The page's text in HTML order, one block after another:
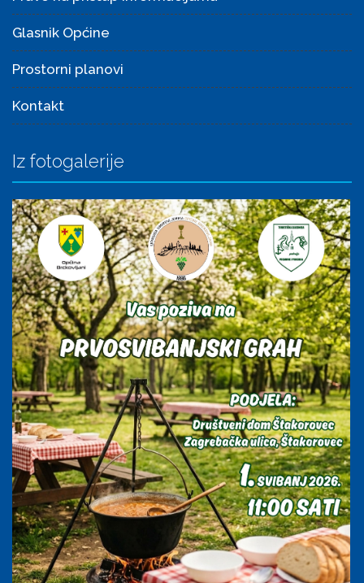
Glasnik Općine
Prostorni planovi
Kontakt
Iz fotogalerije